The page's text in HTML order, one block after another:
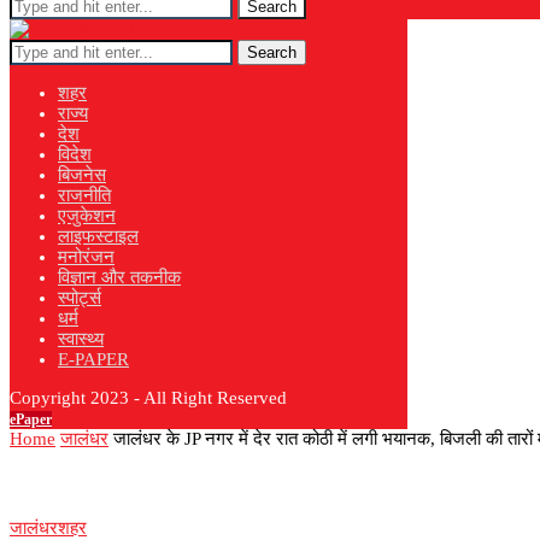
Search
Search
शहर
राज्य
देश
विदेश
बिजनेस
राजनीति
एजुकेशन
लाइफस्टाइल
मनोरंजन
विज्ञान और तकनीक
स्पोर्ट्स
धर्म
स्वास्थ्य
E-PAPER
Copyright 2023 - All Right Reserved
ePaper
Home जालंधर जालंधर के JP नगर में देर रात कोठी में लगी भयानक, बिजली की तारों
जालंधरशहर